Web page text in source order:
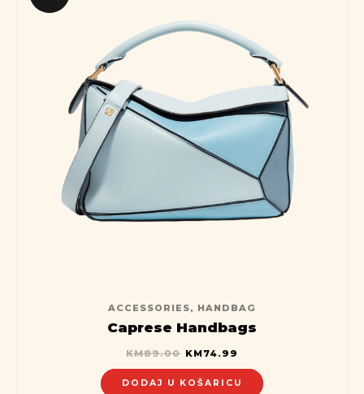
ACCESSORIES, HANDBAG
Caprese Handbags
KM89.00 KM74.99
DODAJ U KOŠARICU